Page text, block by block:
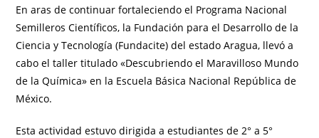
En aras de continuar fortaleciendo el Programa Nacional
Semilleros Científicos, la Fundación para el Desarrollo de la
Ciencia y Tecnología (Fundacite) del estado Aragua, llevó a
cabo el taller titulado «Descubriendo el Maravilloso Mundo
de la Química» en la Escuela Básica Nacional República de
México.
Esta actividad estuvo dirigida a estudiantes de 2° a 5°